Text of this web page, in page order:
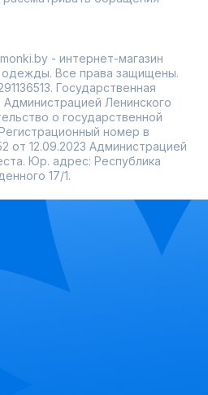
- интернет-магазин
Все права защищены.
Государственная
Администрацией Ленинского
о государственной
номер в
от 12.09.2023 Администрацией
Юр. адрес: Республика
17/1.